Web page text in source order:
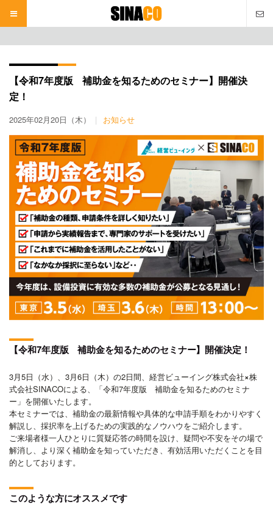
へ
【令和7年度版 補助金を知るためのセミナー】開催決
定！
2025年02月20日（木） お知らせ
【令和7年度版 補助金を知るためのセミナー】開催決定！
3月5日（水）、3月6日（木）の2日間、経営ビューイング株式会社×株
式会社SINACOによる、「令和7年度版 補助金を知るためのセミナ
ー」を開催いたします。
本セミナーでは、補助金の最新情報や具体的な申請手順をわかりやすく
解説し、採択率を上げるための実践的なノウハウをご紹介します。
ご来場者様一人ひとりに質疑応答の時間を設け、疑問や不安をその場で
解消し、より深く補助金を知っていただき、有効活用いただくことを目
的としております。
このような方にオススメです